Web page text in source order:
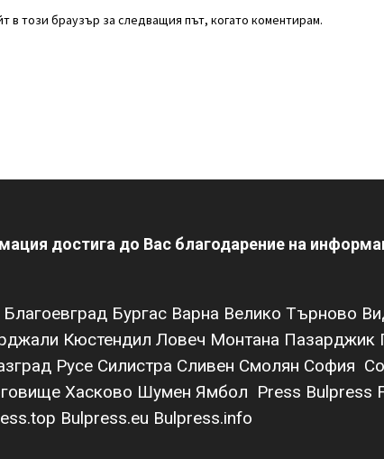
в този браузър за следващия път, когато коментирам.
достига до Вас благодарение на
Благоевград Бургас Варна Велико Търново
Кюстендил Ловеч Монтана Пазарджик
Русе Силистра Сливен Смолян София
Хасково Шумен Ямбол Press Bulpress
Bulpress.eu Bulpress.info